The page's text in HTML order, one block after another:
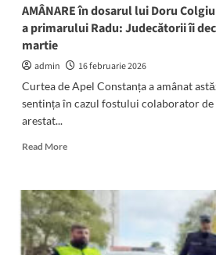
și
spălare
bani
azi,
dacă
la
AMÂNARE în dosarul lui Doru
a primarului Radu: Judecătorii îi
martie
admin
16 februarie 2026
Curtea de Apel Constanța a amânat
sentința în cazul fostului colaborator
arestat...
Read MoreRead
AMÂNARE
în
dosarul
lui
Doru